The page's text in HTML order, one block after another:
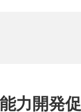
力開発促